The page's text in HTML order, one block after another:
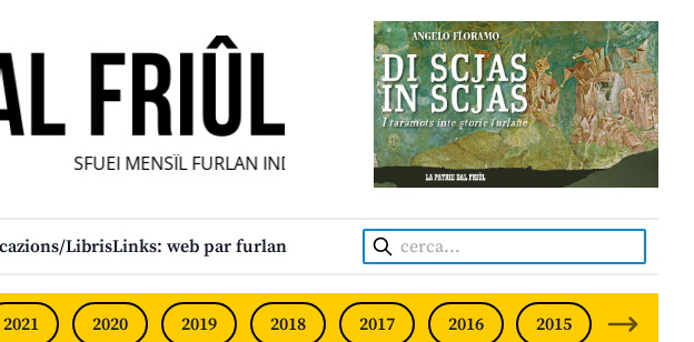
SFUEI MENSÎL FURLAN INDIPENDENT • INDEPENDENT FRIULIAN MONTHLY •
LibrisLinks: web par furlan Cerca:
2021 2020 2019 2018 2017 2016 2015 2014